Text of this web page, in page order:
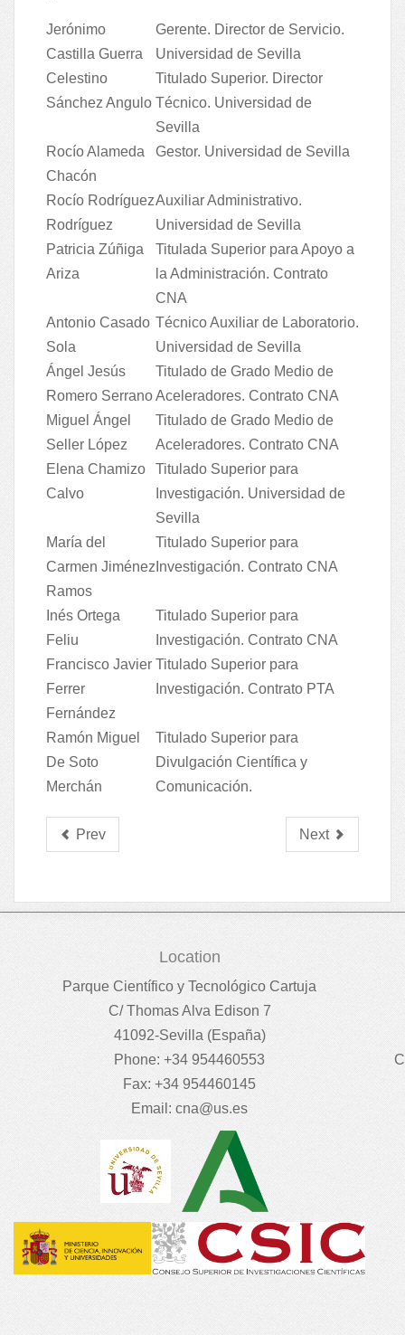
Jerónimo
Castilla Guerra
Gerente. Director de Servicio.
Universidad de Sevilla
Celestino
Sánchez Angulo
Titulado Superior. Director
Técnico. Universidad de
Sevilla
Rocío Alameda
Chacón
Gestor. Universidad de Sevilla
Rocío Rodríguez
Rodríguez
Auxiliar Administrativo.
Universidad de Sevilla
Patricia Zúñiga
Ariza
Titulada Superior para Apoyo a
la Administración. Contrato
CNA
Antonio Casado
Sola
Técnico Auxiliar de Laboratorio.
Universidad de Sevilla
Ángel Jesús
Romero Serrano
Titulado de Grado Medio de
Aceleradores. Contrato CNA
Miguel Ángel
Seller López
Titulado de Grado Medio de
Aceleradores. Contrato CNA
Elena Chamizo
Calvo
Titulado Superior para
Investigación. Universidad de
Sevilla
María del
Carmen Jiménez
Ramos
Titulado Superior para
Investigación. Contrato CNA
Inés Ortega
Feliu
Titulado Superior para
Investigación. Contrato CNA
Francisco Javier
Ferrer
Fernández
Titulado Superior para
Investigación. Contrato PTA
Ramón Miguel
De Soto
Merchán
Titulado Superior para
Divulgación Científica y
Comunicación.
Prev Next
Location
Parque Científico y Tecnológico Cartuja
C/ Thomas Alva Edison 7
41092-Sevilla (España)
Phone: +34 954460553
Fax: +34 954460145
Email: cna@us.es